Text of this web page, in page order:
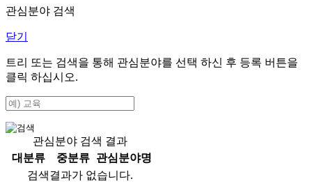
관심분야 검색
닫기
트리 또는 검색을 통해 관심분야를 선택 하신 후 등록 버튼을
클릭 하십시오.
관심분야 검색 결과
대분류
중분류
관심분야명
검색결과가 없습니다.